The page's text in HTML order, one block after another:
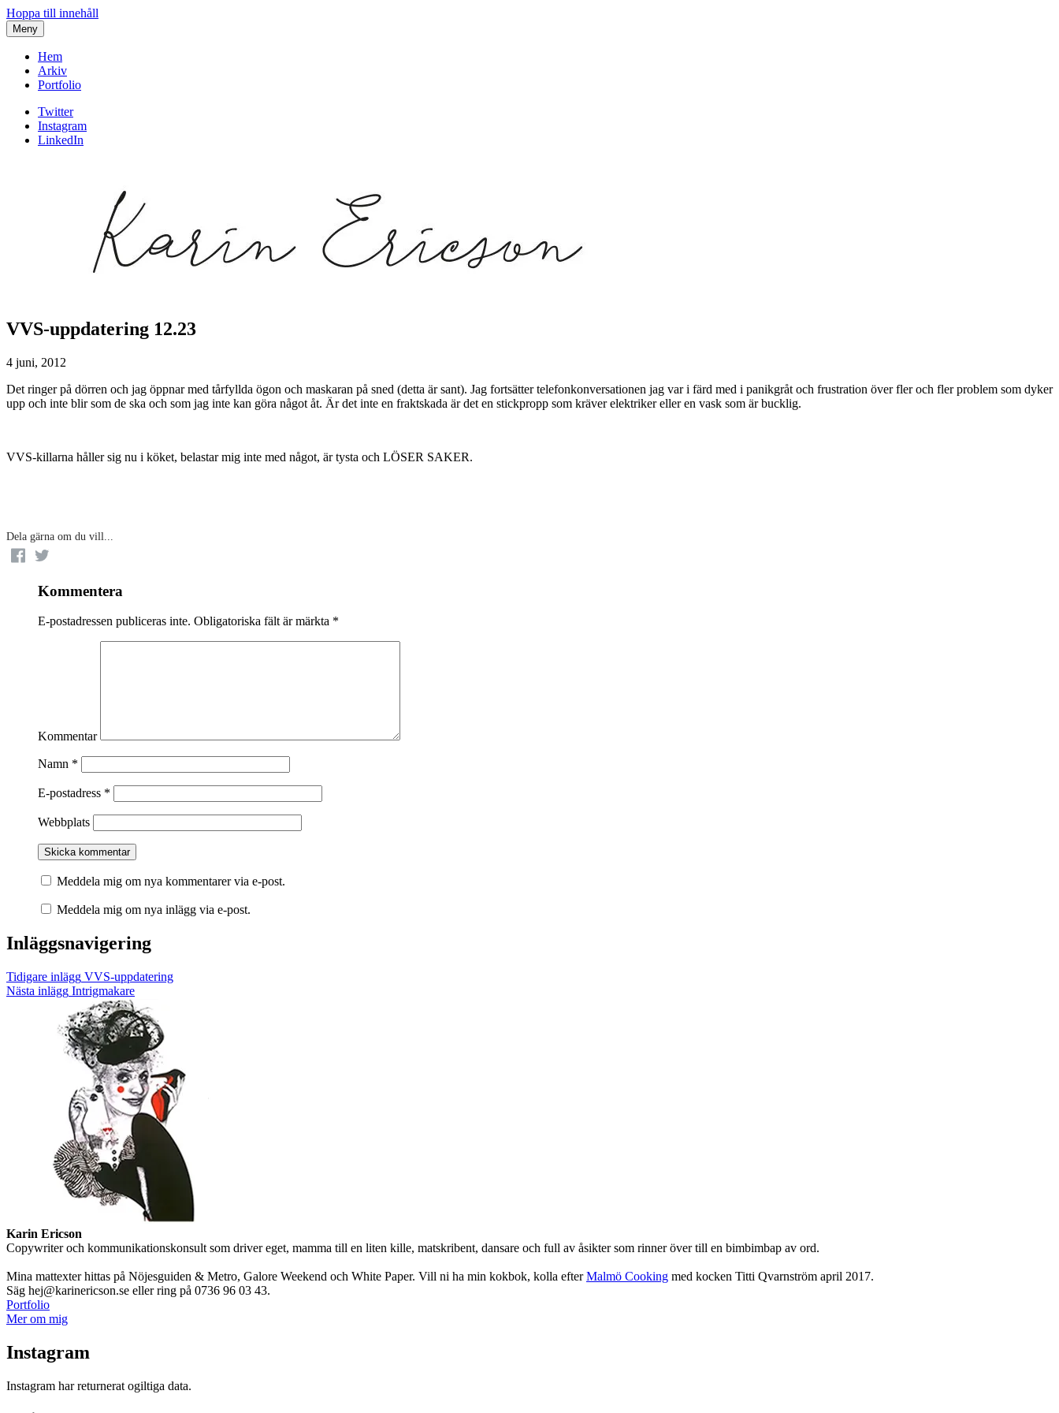
Hoppa till innehåll
Meny
Hem
Arkiv
Portfolio
Twitter
Instagram
LinkedIn
Karin af Malmoe
VVS-uppdatering 12.23
4 juni, 2012
Det ringer på dörren och jag öppnar med tårfyllda ögon och maskaran på sned (detta är sant). Jag fortsätter telefonkonversationen jag var i färd med i panikgråt och frustration över fler och fler problem som dyker
upp och inte blir som de ska och som jag inte kan göra något åt. Är det inte en fraktskada är det en stickpropp som kräver elektriker eller en vask som är bucklig.
VVS-killarna håller sig nu i köket, belastar mig inte med något, är tysta och LÖSER SAKER.
Dela gärna om du vill...
Kommentera
E-postadressen publiceras inte. Obligatoriska fält är märkta *
Kommentar
Namn *
E-postadress *
Webbplats
Meddela mig om nya kommentarer via e-post.
Meddela mig om nya inlägg via e-post.
Inläggsnavigering
Tidigare inlägg VVS-uppdatering
Nästa inlägg Intrigmakare
Karin Ericson
Copywriter och kommunikationskonsult som driver eget, mamma till en liten kille, matskribent, dansare och full av åsikter som rinner över till en bimbimbap av ord.
Mina mattexter hittas på Nöjesguiden & Metro, Galore Weekend och White Paper. Vill ni ha min kokbok, kolla efterMalmö Cooking med kocken Titti Qvarnström april 2017.
Säg hej@karinericson.se eller ring på 0736 96 03 43.
Portfolio
Mer om mig
Instagram
Instagram har returnerat ogiltiga data.